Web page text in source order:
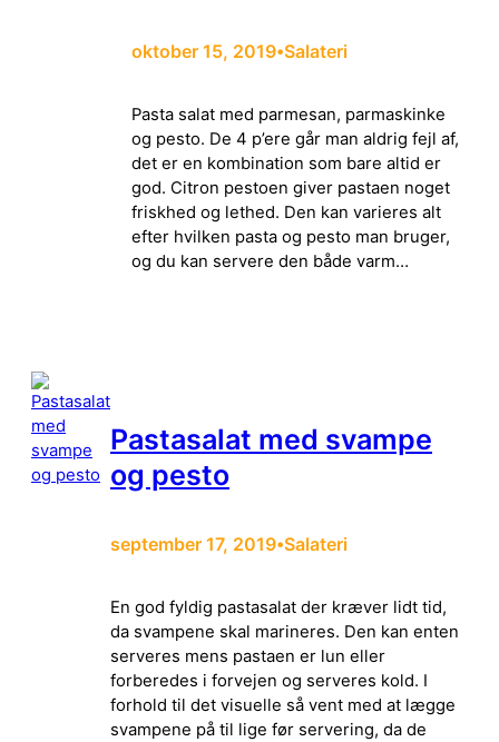
oktober 15, 2019•Salateri
Pasta salat med parmesan, parmaskinke
og pesto. De 4 p’ere går man aldrig fejl af,
det er en kombination som bare altid er
god. Citron pestoen giver pastaen noget
friskhed og lethed. Den kan varieres alt
efter hvilken pasta og pesto man bruger,
og du kan servere den både varm…
Pastasalat med svampe
og pesto
september 17, 2019•Salateri
En god fyldig pastasalat der kræver lidt tid,
da svampene skal marineres. Den kan enten
serveres mens pastaen er lun eller
forberedes i forvejen og serveres kold. I
forhold til det visuelle så vent med at lægge
svampene på til lige før servering, da de